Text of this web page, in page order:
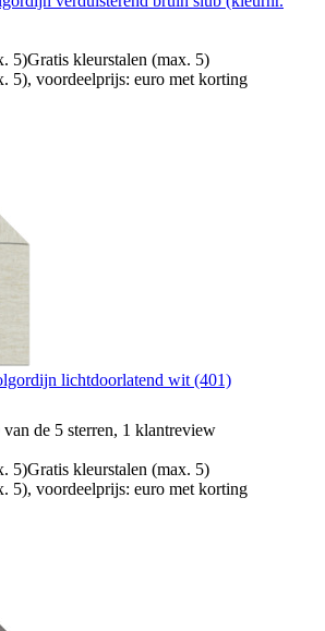
5)Gratis kleurstalen (max. 5)
5), voordeelprijs: euro met korting
lichtdoorlatend wit (401)
de 5 sterren, 1 klantreview
5)Gratis kleurstalen (max. 5)
5), voordeelprijs: euro met korting